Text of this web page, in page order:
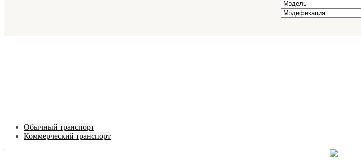
Обычный транспорт
Коммерческий транспорт